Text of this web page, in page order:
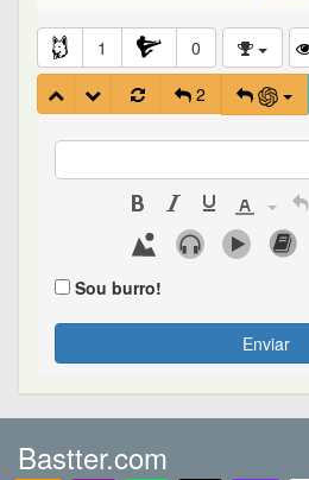
1 0
2
Sou burro!
Enviar
Bastter.com